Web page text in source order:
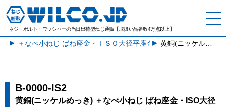
ネジ・ボルト・ワッシャーの当日出荷型ねじ通販【取扱い品番数4万点以上】
＋なべ小ねじ ばね座金・ＩＳＯ大径平座金付一覧
B-0000-IS2
黄銅(ニッケルめっき) ＋なべ小ねじ ばね座金・ISO大径